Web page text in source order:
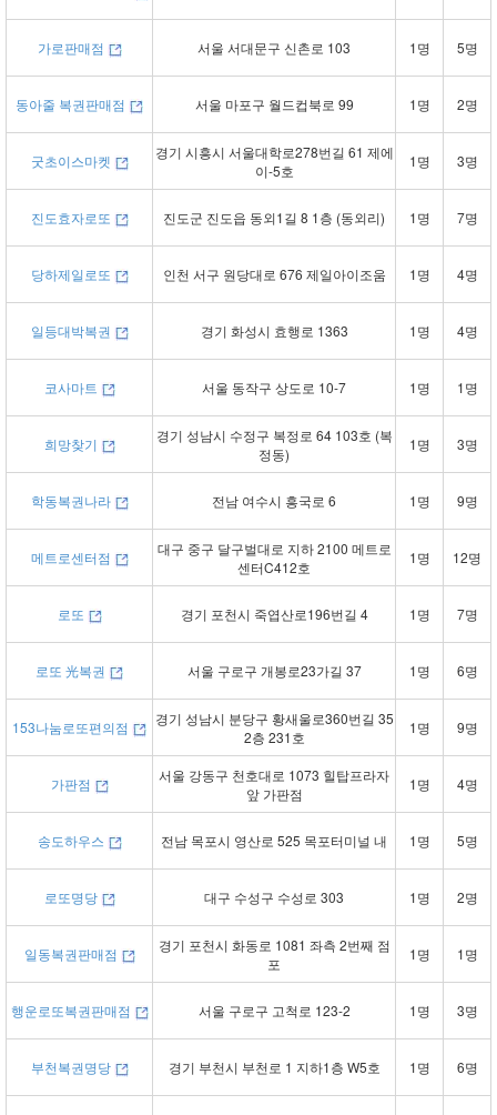
가로판매점 서울 서대문구 신촌로 103 1명 5명
동아줄 복권판매점 서울 마포구 월드컵북로 99 1명 2명
굿초이스마켓
경기 시흥시 서울대학로278번길 61 제에
이-5호
1명 3명
진도효자로또 진도군 진도읍 동외1길 8 1층 (동외리) 1명 7명
당하제일로또 인천 서구 원당대로 676 제일아이조움 1명 4명
일등대박복권 경기 화성시 효행로 1363 1명 4명
코사마트 서울 동작구 상도로 10-7 1명 1명
희망찾기
경기 성남시 수정구 복정로 64 103호 (복
정동)
1명 3명
학동복권나라 전남 여수시 흥국로 6 1명 9명
메트로센터점
대구 중구 달구벌대로 지하 2100 메트로
센터C412호
1명 12명
로또 경기 포천시 죽엽산로196번길 4 1명 7명
로또 光복권 서울 구로구 개봉로23가길 37 1명 6명
153나눔로또편의점
경기 성남시 분당구 황새울로360번길 35
2층 231호
1명 9명
가판점
서울 강동구 천호대로 1073 힐탑프라자
앞 가판점
1명 4명
송도하우스 전남 목포시 영산로 525 목포터미널 내 1명 5명
로또명당 대구 수성구 수성로 303 1명 2명
일동복권판매점
경기 포천시 화동로 1081 좌측 2번째 점
포
1명 1명
행운로또복권판매점 서울 구로구 고척로 123-2 1명 3명
부천복권명당 경기 부천시 부천로 1 지하1층 W5호 1명 6명